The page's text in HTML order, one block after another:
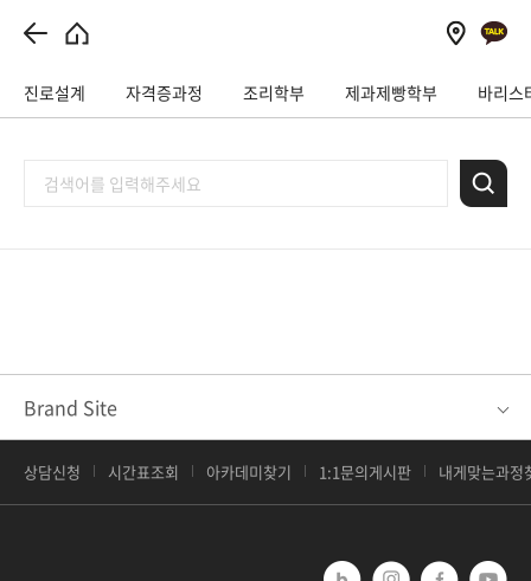
진로설계 자격증과정 조리학부 제과제빵학부 바리스
Brand Site
상담신청 시간표조회 아카데미찾기 1:1문의게시판 내게맞는과정